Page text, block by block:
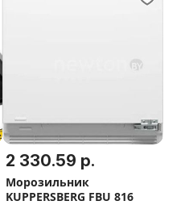
2 330.59 р.
Морозильник
KUPPERSBERG FBU 816